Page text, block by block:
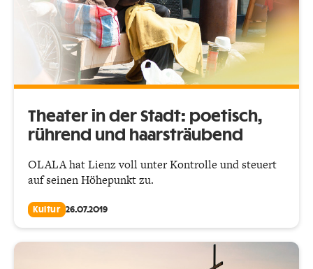
Theater in der Stadt: poetisch,
rührend und haarsträubend
OLALA hat Lienz voll unter Kontrolle und steuert
auf seinen Höhepunkt zu.
Kultur 26.07.2019